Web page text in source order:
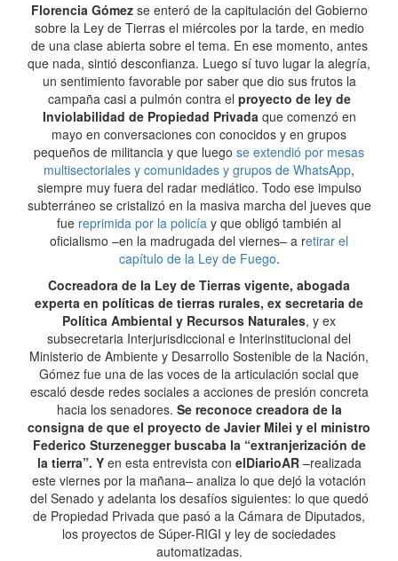
Florencia Gómezse enteró de la capitulación del Gobierno
sobre la Ley de Tierras el miércoles por la tarde, en medio
de una clase abierta sobre el tema. En ese momento, antes
que nada, sintió desconfianza. Luego sí tuvo lugar la alegría,
un sentimiento favorable por saber que dio sus frutos la
campaña casi a pulmón contra el proyecto de ley de
Inviolabilidad de Propiedad Privadaque comenzó en
mayo en conversaciones con conocidos y en grupos
pequeños de militancia y que luego se extendió por mesas
multisectoriales y comunidades y grupos de WhatsApp,
siempre muy fuera del radar mediático. Todo ese impulso
subterráneo se cristalizó en la masiva marcha del jueves que
fue reprimida por la policía y que obligó también al
oficialismo –en la madrugada del viernes– a retirar el
capítulo de la Ley de Fuego.
Cocreadora de la Ley de Tierras vigente, abogada
experta en políticas de tierras rurales, ex secretaria de
Política Ambiental y Recursos Naturales, y ex
subsecretaria Interjurisdiccional e Interinstitucional del
Ministerio de Ambiente y Desarrollo Sostenible de la Nación,
Gómez fue una de las voces de la articulación social que
escaló desde redes sociales a acciones de presión concreta
hacia los senadores. Se reconoce creadora de la
consigna de que el proyecto de Javier Milei y el ministro
Federico Sturzenegger buscaba la “extranjerización de
la tierra”. Y en esta entrevista con elDiarioAR–realizada
este viernes por la mañana– analiza lo que dejó la votación
del Senado y adelanta los desafíos siguientes: lo que quedó
de Propiedad Privada que pasó a la Cámara de Diputados,
los proyectos de Súper-RIGI y ley de sociedades
automatizadas.